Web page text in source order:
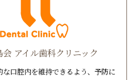
アイル歯科クリニック
口腔内を維持できるよう、予防に